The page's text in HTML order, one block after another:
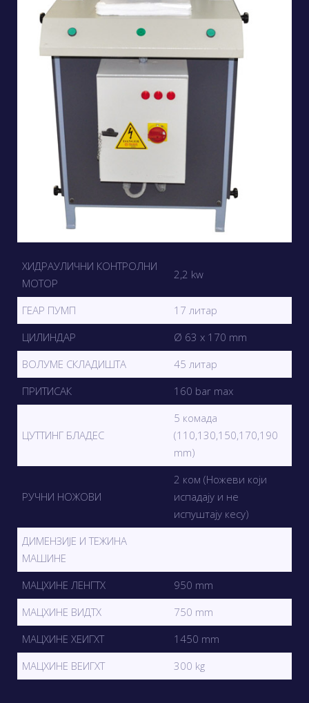
ХИДРАУЛИЧНИ КОНТРОЛНИ
МОТОР
2,2 kw
ГЕАР ПУМП
17 литар
ЦИЛИНДАР
Ø 63 x 170 mm
ВОЛУМЕ СКЛАДИШТА
45 литар
ПРИТИСАК
160 bar max
ЦУТТИНГ БЛАДЕС
5 комада
(110,130,150,170,190
mm)
РУЧНИ НОЖОВИ
2 ком (Ножеви који
испадају и не
испуштају кесу)
ДИМЕНЗИЈЕ И ТЕЖИНА
МАШИНЕ
МАЦХИНЕ ЛЕНГТХ
950 mm
МАЦХИНЕ ВИДТХ
750 mm
МАЦХИНЕ ХЕИГХТ
1450 mm
МАЦХИНЕ ВЕИГХТ
300 kg